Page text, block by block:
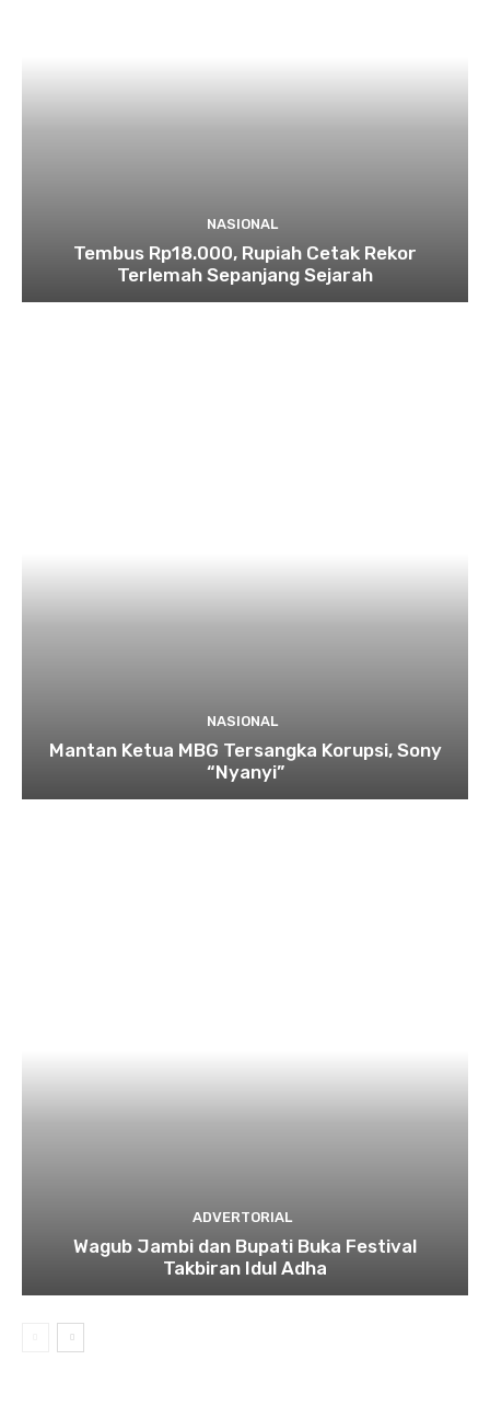
NASIONAL
Tembus Rp18.000, Rupiah Cetak Rekor
Terlemah Sepanjang Sejarah
NASIONAL
Mantan Ketua MBG Tersangka Korupsi, Sony
“Nyanyi”
ADVERTORIAL
Wagub Jambi dan Bupati Buka Festival
Takbiran Idul Adha